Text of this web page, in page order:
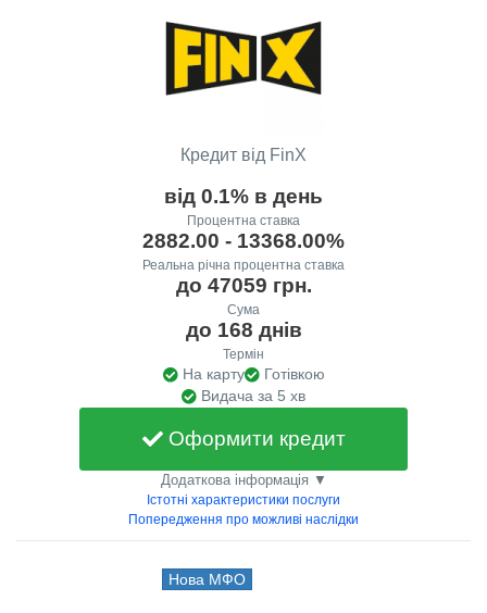
Кредит від FinX
від 0.1% в день
Процентна ставка
2882.00 - 13368.00%
Реальна річна процентна ставка
до 47059 грн.
Сума
до 168 днів
Термін
На карту
Готівкою
Видача за 5 хв
Оформити кредит
Додаткова інформація ▼
Істотні характеристики послуги
Попередження про можливі наслідки
Нова МФО